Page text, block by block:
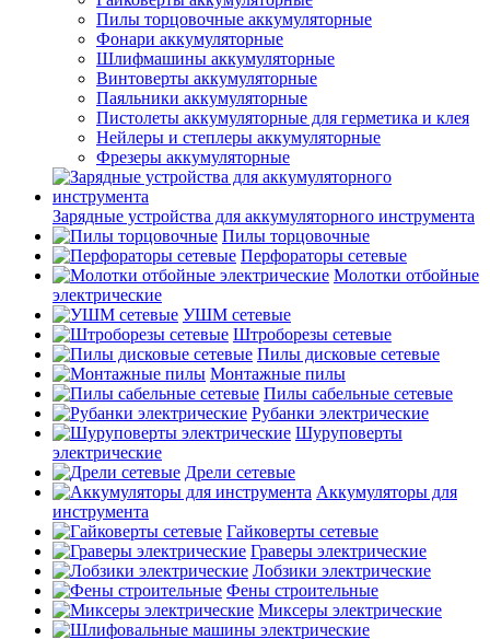
Пилы торцовочные аккумуляторные
Фонари аккумуляторные
Шлифмашины аккумуляторные
Винтоверты аккумуляторные
Паяльники аккумуляторные
Пистолеты аккумуляторные для герметика и клея
Нейлеры и степлеры аккумуляторные
Фрезеры аккумуляторные
Зарядные устройства для аккумуляторного инструмента
Пилы торцовочные
Перфораторы сетевые
Молотки отбойные
электрические
УШМ сетевые
Штроборезы сетевые
Пилы дисковые сетевые
Монтажные пилы
Пилы сабельные сетевые
Рубанки электрические
Шуруповерты
электрические
Дрели сетевые
Аккумуляторы для
инструмента
Гайковерты сетевые
Граверы электрические
Лобзики электрические
Фены строительные
Миксеры электрические